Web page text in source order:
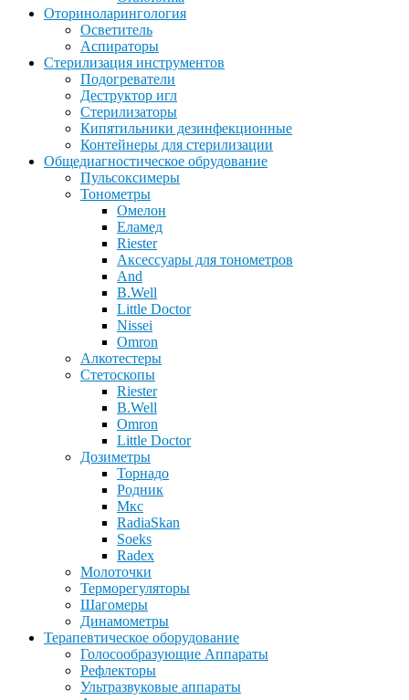
Оториноларингология
Осветитель
Аспираторы
Стерилизация инструментов
Подогреватели
Деструктор игл
Стерилизаторы
Кипятильники дезинфекционные
Контейнеры для стерилизации
Общедиагностическое обрудование
Пульсоксимеры
Тонометры
Омелон
Еламед
Riester
Аксессуары для тонометров
And
B.Well
Little Doctor
Nissei
Omron
Алкотестеры
Стетоскопы
Riester
B.Well
Omron
Little Doctor
Дозиметры
Торнадо
Родник
Мкс
RadiaSkan
Soeks
Radex
Молоточки
Терморегуляторы
Шагомеры
Динамометры
Терапевтическое оборудование
Голосообразующие Аппараты
Рефлекторы
Ультразвуковые аппараты